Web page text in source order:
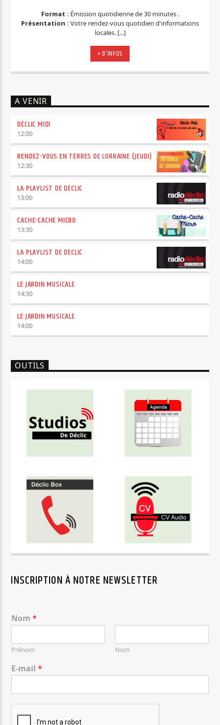
Format : Émission quotidienne de 30 minutes .
Présentation : Votre rendez-vous quotidien d'informations
locales. [...]
+ D'INFOS
A VENIR
DÉCLIC MIDI
12:00
RENDEZ-VOUS EN TERRES DE LORRAINE (JEUDI)
12:30
LA PLAYLIST DE DÉCLIC
13:00
CACHE-CACHE MICRO
13:30
LA PLAYLIST DE DÉCLIC
14:00
LE JARDIN MUSICALE
14:30
LE JARDIN MUSICALE
14:00
OUTILS
INSCRIPTION À NOTRE NEWSLETTER
Nom*
Prénom Nom
E-mail*